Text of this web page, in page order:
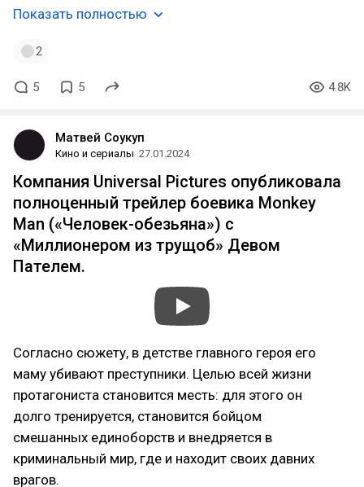
Показать полностью
2
5 5 4.8K
Матвей Соукуп
Кино и сериалы 27.01.2024
Компания Universal Pictures опубликовала
полноценный трейлер боевика Monkey
Man («Человек-обезьяна») с
«Миллионером из трущоб» Девом
Пателем.
Согласно сюжету, в детстве главного героя его
маму убивают преступники. Целью всей жизни
протагониста становится месть: для этого он
долго тренируется, становится бойцом
смешанных единоборств и внедряется в
криминальный мир, где и находит своих давних
врагов.